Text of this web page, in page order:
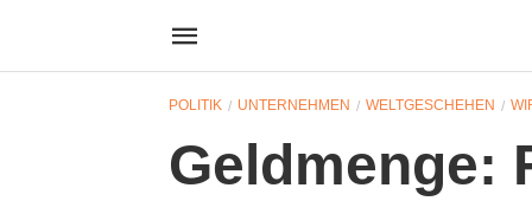
POLITIK UNTERNEHMEN WELTGESCHEHEN
Geldmenge: